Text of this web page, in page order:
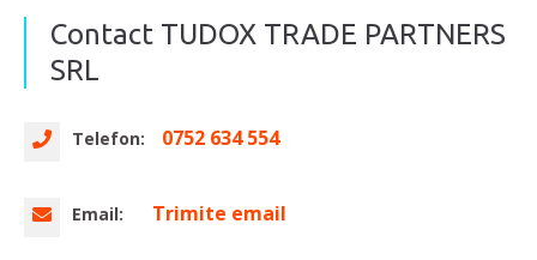
Contact TUDOX TRADE PARTNERS
SRL
Telefon: 0752 634 554
Email: Trimite email